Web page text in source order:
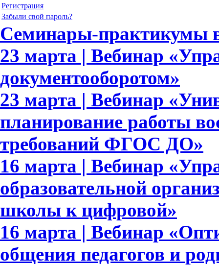
Регистрация
Забыли свой пароль?
Семинары-практикумы
23 марта | Вебинар
документооборотом»
23 марта | Вебинар
планирование работы
требований ФГОС ДО»
16 марта | Вебинар
образовательной
школы к цифровой»
16 марта | Вебинар
общения педагогов и